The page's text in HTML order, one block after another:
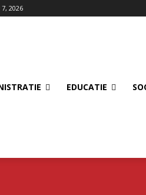
2026
EDUCATIE